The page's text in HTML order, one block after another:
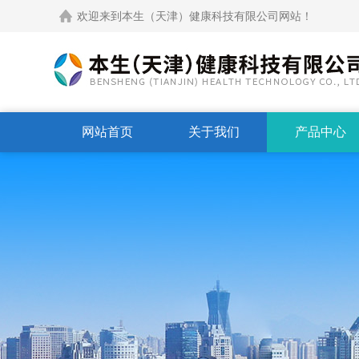
欢迎来到本生（天津）健康科技有限公司网站！
网站首页 关于我们 产品中心